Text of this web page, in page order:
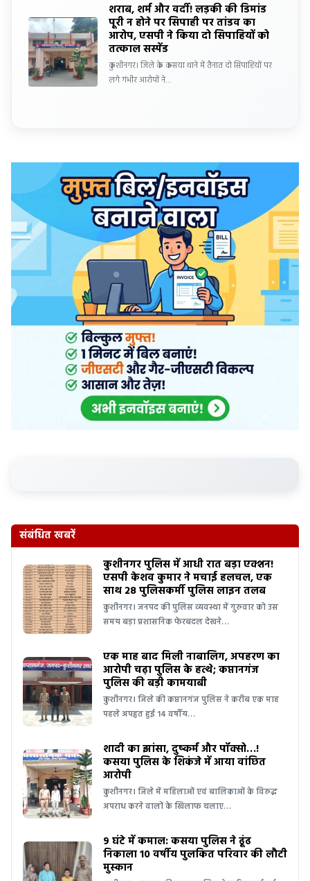
शराब, शर्म और वर्दी! लड़की की डिमांड
पूरी न होने पर सिपाही पर तांडव का
आरोप, एसपी ने किया दो सिपाहियों को
तत्काल सस्पेंड
कुशीनगर। जिले के कसया थाने में तैनात दो सिपाहियों पर
लगे गंभीर आरोपों ने…
संबंधित खबरें
कुशीनगर पुलिस में आधी रात बड़ा एक्शन!
एसपी केशव कुमार ने मचाई हलचल, एक
साथ 28 पुलिसकर्मी पुलिस लाइन तलब
कुशीनगर। जनपद की पुलिस व्यवस्था में गुरुवार को उस
समय बड़ा प्रशासनिक फेरबदल देखने…
एक माह बाद मिली नाबालिग, अपहरण का
आरोपी चढ़ा पुलिस के हत्थे; कप्तानगंज
पुलिस की बड़ी कामयाबी
कुशीनगर। जिले की कप्तानगंज पुलिस ने करीब एक माह
पहले अपहृत हुई 14 वर्षीय…
शादी का झांसा, दुष्कर्म और पॉक्सो…!
कसया पुलिस के शिकंजे में आया वांछित
आरोपी
कुशीनगर। जिले में महिलाओं एवं बालिकाओं के विरुद्ध
अपराध करने वालों के खिलाफ चलाए…
9 घंटे में कमाल: कसया पुलिस ने ढूंढ
निकाला 10 वर्षीय पुलकित परिवार की लौटी
मुस्कान